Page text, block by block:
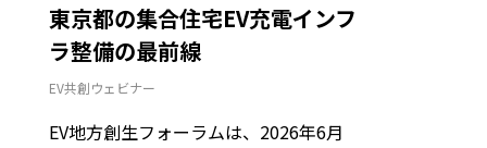
東京都の集合住宅EV充電インフ
ラ整備の最前線
EV共創ウェビナー
EV地方創生フォーラムは、2026年6月